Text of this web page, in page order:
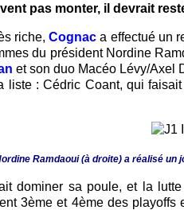
pas monter, il devrait
riche,Cognac a effectué un
du président Nordine
et son duo Macéo Lévy/Axel
: Cédric Coant, qui
Ramdaoui (à droite) a réalisé
dominer sa poule, et la lutte
3ème et 4ème des